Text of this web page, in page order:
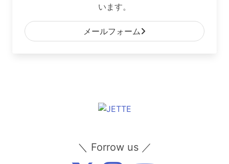
います。
メールフォーム
＼ Forrow us ／